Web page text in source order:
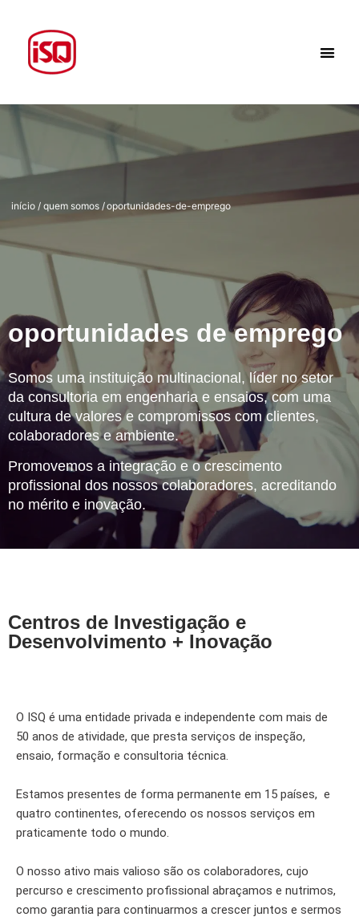
início / quem somos /oportunidades-de-emprego
oportunidades de emprego
Somos uma instituição multinacional, líder no setor
da consultoria em engenharia e ensaios, com uma
cultura de valores e compromissos com clientes,
colaboradores e ambiente.
Promovemos a integração e o crescimento
profissional dos nossos colaboradores, acreditando
no mérito e inovação.
Centros de Investigação e
Desenvolvimento + Inovação
O ISQ é uma entidade privada e independente com mais de
50 anos de atividade, que presta serviços de inspeção,
ensaio, formação e consultoria técnica.
Estamos presentes de forma permanente em 15 países, e
quatro continentes, oferecendo os nossos serviços em
praticamente todo o mundo.
O nosso ativo mais valioso são os colaboradores, cujo
percurso e crescimento profissional abraçamos e nutrimos,
como garantia para continuarmos a crescer juntos e sermos